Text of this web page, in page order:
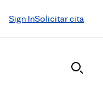
Sign InSolicitar cita